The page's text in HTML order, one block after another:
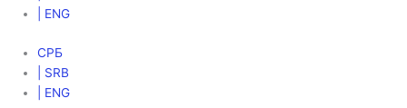
| ENG
СРБ
| SRB
| ENG